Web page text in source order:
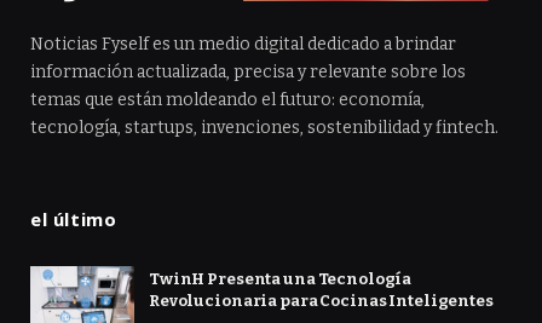
Noticias Fyself es un medio digital dedicado a brindar
información actualizada, precisa y relevante sobre los
temas que están moldeando el futuro: economía,
tecnología, startups, invenciones, sostenibilidad y fintech.
el último
TwinH Presenta una Tecnología
Revolucionaria para Cocinas Inteligentes